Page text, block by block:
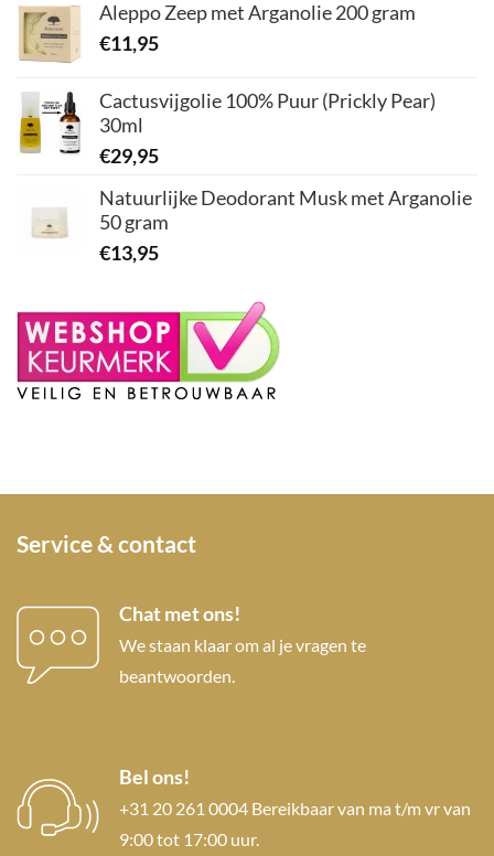
Aleppo Zeep met Arganolie 200 gram
€11,95
Cactusvijgolie 100% Puur (Prickly Pear)
30ml
€29,95
Natuurlijke Deodorant Musk met Arganolie
50 gram
€13,95
Service & contact
Chat met ons!
We staan klaar om al je vragen te
beantwoorden.
Bel ons!
+31 20 261 0004 Bereikbaar van ma t/m vr van
9:00 tot 17:00 uur.